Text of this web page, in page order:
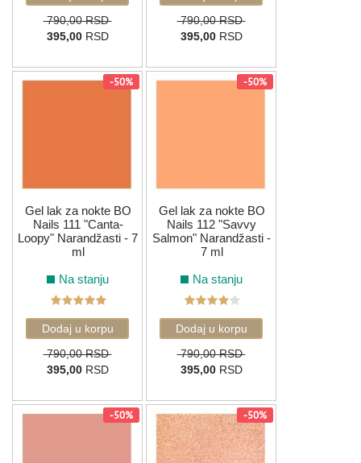
790,00 RSD
395,00RSD
790,00 RSD
395,00RSD
-50%
Gel lak za nokte BO
Nails 111 "Canta-
Loopy" Narandžasti - 7
ml
Na stanju
790,00 RSD
395,00RSD
-50%
Gel lak za nokte BO
Nails 112 "Savvy
Salmon" Narandžasti -
7 ml
Na stanju
790,00 RSD
395,00RSD
-50% -50%